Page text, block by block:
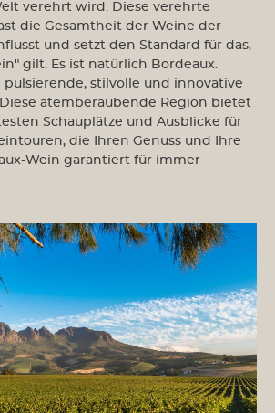
verehrt wird. Diese verehrte
die Gesamtheit der Weine der
und setzt den Standard für das,
gilt. Es ist natürlich Bordeaux.
pulsierende, stilvolle und innovative
atemberaubende Region bietet
Schauplätze und Ausblicke für
die Ihren Genuss und Ihre
Wein garantiert für immer